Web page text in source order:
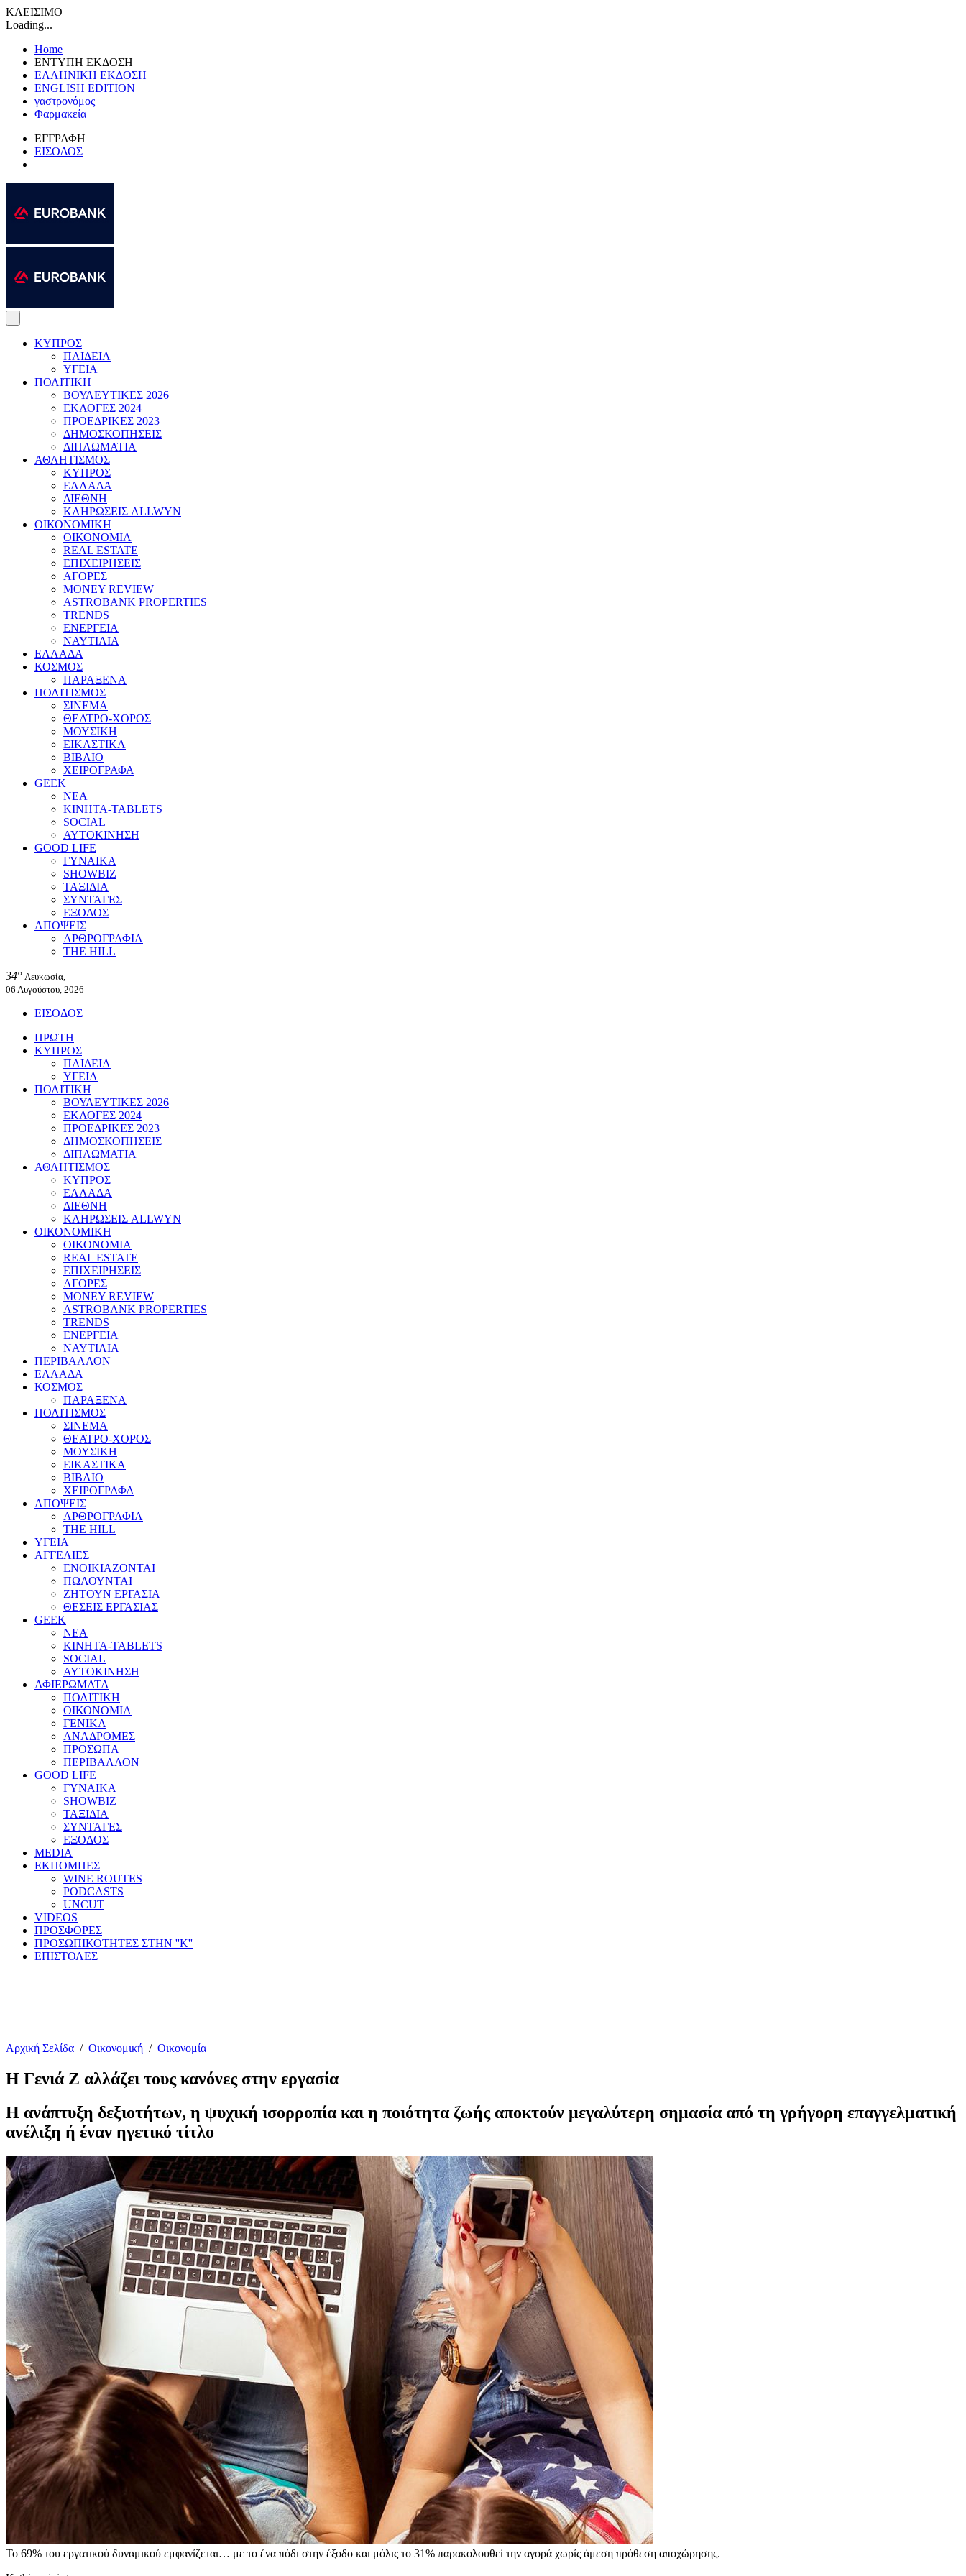
ΚΛΕΙΣΙΜΟ
Loading...
Home
ΕΝΤΥΠΗ ΕΚΔΟΣΗ
ΕΛΛΗΝΙΚΗ ΕΚΔΟΣΗ
ENGLISH EDITION
γαστρονόμος
Φαρμακεία
ΕΓΓΡΑΦΗ
ΕΙΣΟΔΟΣ
ΚΥΠΡΟΣ
ΠΑΙΔΕΙΑ
ΥΓΕΙΑ
ΠΟΛΙΤΙΚΗ
ΒΟΥΛΕΥΤΙΚΕΣ 2026
ΕΚΛΟΓΕΣ 2024
ΠΡΟΕΔΡΙΚΕΣ 2023
ΔΗΜΟΣΚΟΠΗΣΕΙΣ
ΔΙΠΛΩΜΑΤΙΑ
ΑΘΛΗΤΙΣΜΟΣ
ΚΥΠΡΟΣ
ΕΛΛΑΔΑ
ΔΙΕΘΝΗ
ΚΛΗΡΩΣΕΙΣ ALLWYN
ΟΙΚΟΝΟΜΙΚΗ
ΟΙΚΟΝΟΜΙΑ
REAL ESTATE
ΕΠΙΧΕΙΡΗΣΕΙΣ
ΑΓΟΡΕΣ
MONEY REVIEW
ASTROBANK PROPERTIES
TRENDS
ΕΝΕΡΓΕΙΑ
ΝΑΥΤΙΛΙΑ
ΕΛΛΑΔΑ
ΚΟΣΜΟΣ
ΠΑΡΑΞΕΝΑ
ΠΟΛΙΤΙΣΜΟΣ
ΣΙΝΕΜΑ
ΘΕΑΤΡΟ-ΧΟΡΟΣ
ΜΟΥΣΙΚΗ
ΕΙΚΑΣΤΙΚΑ
ΒΙΒΛΙΟ
ΧΕΙΡΟΓΡΑΦΑ
GEEK
ΝΕΑ
ΚΙΝΗΤΑ-TABLETS
SOCIAL
ΑΥΤΟΚΙΝΗΣΗ
GOOD LIFE
ΓΥΝΑΙΚΑ
SHOWBIZ
ΤΑΞΙΔΙΑ
ΣΥΝΤΑΓΕΣ
ΕΞΟΔΟΣ
ΑΠΟΨΕΙΣ
ΑΡΘΡΟΓΡΑΦΙΑ
THE HILL
34° Λευκωσία,
06 Αυγούστου, 2026
ΕΙΣΟΔΟΣ
ΠΡΩΤΗ
ΚΥΠΡΟΣ
ΠΑΙΔΕΙΑ
ΥΓΕΙΑ
ΠΟΛΙΤΙΚΗ
ΒΟΥΛΕΥΤΙΚΕΣ 2026
ΕΚΛΟΓΕΣ 2024
ΠΡΟΕΔΡΙΚΕΣ 2023
ΔΗΜΟΣΚΟΠΗΣΕΙΣ
ΔΙΠΛΩΜΑΤΙΑ
ΑΘΛΗΤΙΣΜΟΣ
ΚΥΠΡΟΣ
ΕΛΛΑΔΑ
ΔΙΕΘΝΗ
ΚΛΗΡΩΣΕΙΣ ALLWYN
ΟΙΚΟΝΟΜΙΚΗ
ΟΙΚΟΝΟΜΙΑ
REAL ESTATE
ΕΠΙΧΕΙΡΗΣΕΙΣ
ΑΓΟΡΕΣ
MONEY REVIEW
ASTROBANK PROPERTIES
TRENDS
ΕΝΕΡΓΕΙΑ
ΝΑΥΤΙΛΙΑ
ΠΕΡΙΒΑΛΛΟΝ
ΕΛΛΑΔΑ
ΚΟΣΜΟΣ
ΠΑΡΑΞΕΝΑ
ΠΟΛΙΤΙΣΜΟΣ
ΣΙΝΕΜΑ
ΘΕΑΤΡΟ-ΧΟΡΟΣ
ΜΟΥΣΙΚΗ
ΕΙΚΑΣΤΙΚΑ
ΒΙΒΛΙΟ
ΧΕΙΡΟΓΡΑΦΑ
ΑΠΟΨΕΙΣ
ΑΡΘΡΟΓΡΑΦΙΑ
THE HILL
ΥΓΕΙΑ
ΑΓΓΕΛΙΕΣ
ΕΝΟΙΚΙΑΖΟΝΤΑΙ
ΠΩΛΟΥΝΤΑΙ
ΖΗΤΟΥΝ ΕΡΓΑΣΙΑ
ΘΕΣΕΙΣ ΕΡΓΑΣΙΑΣ
GEEK
ΝΕΑ
ΚΙΝΗΤΑ-TABLETS
SOCIAL
ΑΥΤΟΚΙΝΗΣΗ
ΑΦΙΕΡΩΜΑΤΑ
ΠΟΛΙΤΙΚΗ
ΟΙΚΟΝΟΜΙΑ
ΓΕΝΙΚΑ
ΑΝΑΔΡΟΜΕΣ
ΠΡΟΣΩΠΑ
ΠΕΡΙΒΑΛΛΟΝ
GOOD LIFE
ΓΥΝΑΙΚΑ
SHOWBIZ
ΤΑΞΙΔΙΑ
ΣΥΝΤΑΓΕΣ
ΕΞΟΔΟΣ
MEDIA
ΕΚΠΟΜΠΕΣ
WINE ROUTES
PODCASTS
UNCUT
VIDEOS
ΠΡΟΣΦΟΡΕΣ
ΠΡΟΣΩΠΙΚΟΤΗΤΕΣ ΣΤΗΝ ''Κ''
ΕΠΙΣΤΟΛΕΣ
Αρχική Σελίδα / Οικονομική / Οικονομία
Η Γενιά Ζ αλλάζει τους κανόνες στην εργασία
Η ανάπτυξη δεξιοτήτων, η ψυχική ισορροπία και η ποιότητα ζωής αποκτούν μεγαλύτερη σημασία από τη γρήγορη επαγγελματική
ανέλιξη ή έναν ηγετικό τίτλο
Το 69% του εργατικού δυναμικού εμφανίζεται… με το ένα πόδι στην έξοδο και μόλις το 31% παρακολουθεί την αγορά χωρίς άμεση πρόθεση αποχώρησης.